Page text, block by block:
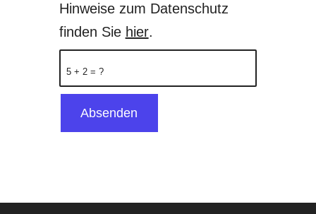
Hinweise zum Datenschutz
finden Sie hier.
5 + 2 = ?